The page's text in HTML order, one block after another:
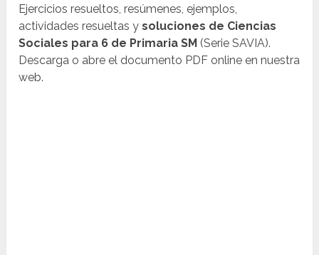
Ejercicios resueltos, resúmenes, ejemplos,
actividades resueltas ysoluciones de Ciencias
Sociales para 6 de Primaria SM (Serie SAVIA).
Descarga o abre el documento PDF online en nuestra
web.